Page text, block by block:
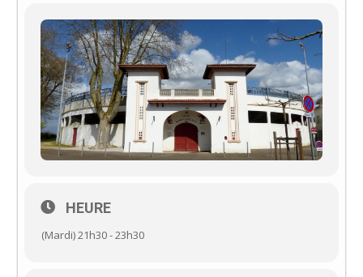
HEURE
(Mardi) 21h30 - 23h30